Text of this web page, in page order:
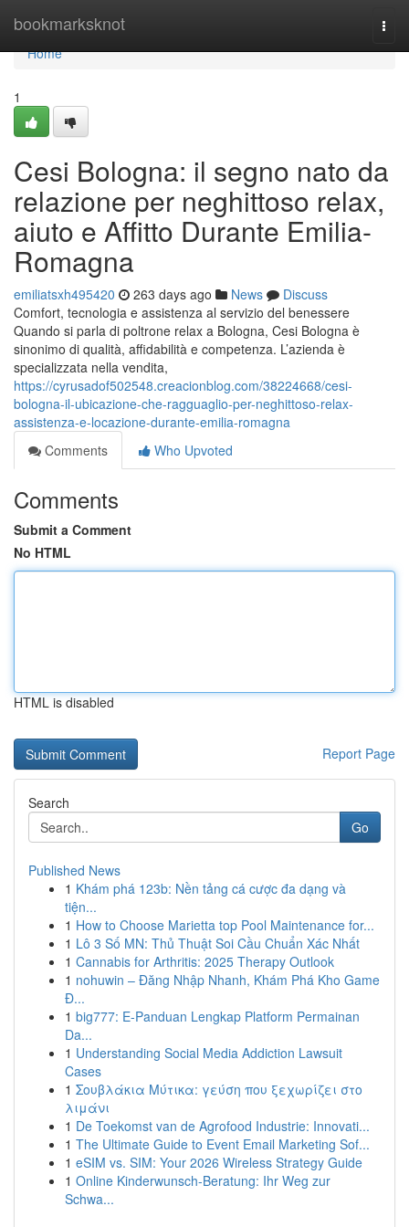
bookmarksknot
Home
Home
1
Cesi Bologna: il segno nato da
relazione per neghittoso relax,
aiuto e Affitto Durante Emilia-
Romagna
emiliatsxh495420 263 days ago News
Discuss
Comfort, tecnologia e assistenza al servizio del benessere
Quando si parla di poltrone relax a Bologna, Cesi Bologna è
sinonimo di qualità, affidabilità e competenza. L’azienda è
specializzata nella vendita,
https://cyrusadof502548.creacionblog.com/38224668/cesi-
bologna-il-ubicazione-che-ragguaglio-per-neghittoso-relax-
assistenza-e-locazione-durante-emilia-romagna
Comments
Who Upvoted
Comments
Submit a Comment
No HTML
HTML is disabled
Report Page
Search
Go
Published News
1 Khám phá 123b: Nền tảng cá cược đa dạng và
tiện...
1 How to Choose Marietta top Pool Maintenance for...
1 Lô 3 Số MN: Thủ Thuật Soi Cầu Chuẩn Xác Nhất
1 Cannabis for Arthritis: 2025 Therapy Outlook
1 nohuwin – Đăng Nhập Nhanh, Khám Phá Kho Game
Đ...
1 big777: E-Panduan Lengkap Platform Permainan
Da...
1 Understanding Social Media Addiction Lawsuit
Cases
1 Σουβλάκια Μύτικα: γεύση που ξεχωρίζει στο
λιμάνι
1 De Toekomst van de Agrofood Industrie: Innovati...
1 The Ultimate Guide to Event Email Marketing Sof...
1 eSIM vs. SIM: Your 2026 Wireless Strategy Guide
1 Online Kinderwunsch-Beratung: Ihr Weg zur
Schwa...